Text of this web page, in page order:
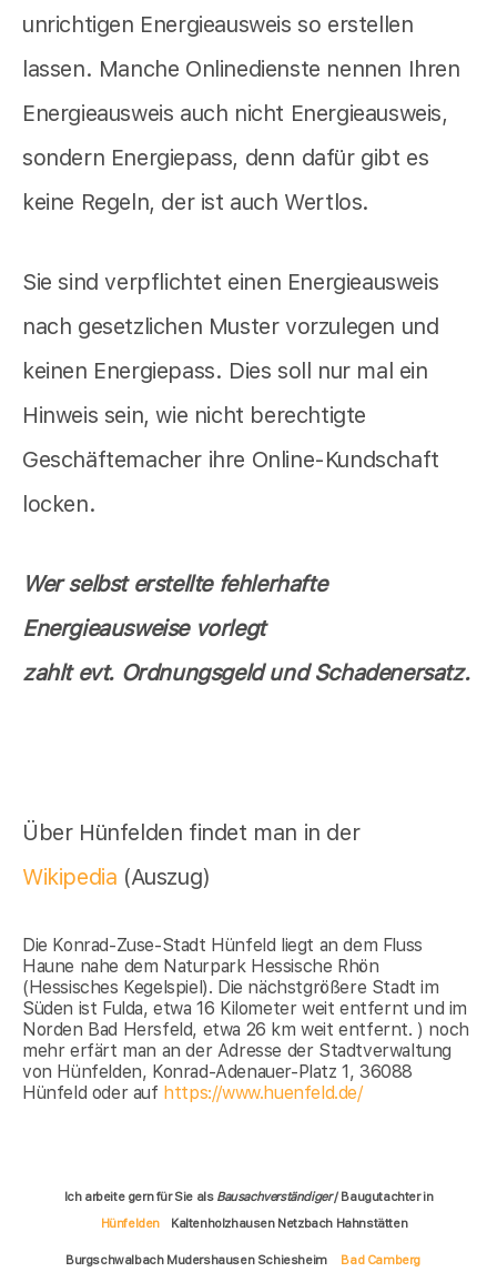
unrichtigen Energieausweis so erstellen
lassen. Manche Onlinedienste nennen Ihren
Energieausweis auch nicht Energieausweis,
sondern Energiepass, denn dafür gibt es
keine Regeln, der ist auch Wertlos.
Sie sind verpflichtet einen Energieausweis
nach gesetzlichen Muster vorzulegen und
keinen Energiepass. Dies soll nur mal ein
Hinweis sein, wie nicht berechtigte
Geschäftemacher ihre Online-Kundschaft
locken.
Wer selbst erstellte fehlerhafte
Energieausweise vorlegt
zahlt evt. Ordnungsgeld und Schadenersatz.
Über Hünfelden findet man in der
Wikipedia (Auszug)
Die Konrad-Zuse-Stadt Hünfeld liegt an dem Fluss
Haune nahe dem Naturpark Hessische Rhön
(Hessisches Kegelspiel). Die nächstgrößere Stadt im
Süden ist Fulda, etwa 16 Kilometer weit entfernt und im
Norden Bad Hersfeld, etwa 26 km weit entfernt. ) noch
mehr erfärt man an der Adresse der Stadtverwaltung
von Hünfelden, Konrad-Adenauer-Platz 1, 36088
Hünfeld oder auf https://www.huenfeld.de/
Ich arbeite gern für Sie als Bausachverständiger/ Baugutachter in
Hünfelden
Kaltenholzhausen Netzbach Hahnstätten
Burgschwalbach Mudershausen Schiesheim Bad Camberg